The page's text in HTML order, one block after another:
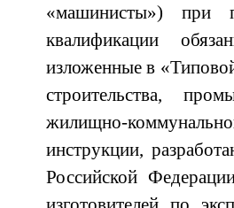
«машинисты») при
квалификации
изложенные в
строительства,
жилищно-
инструкции,
Российской